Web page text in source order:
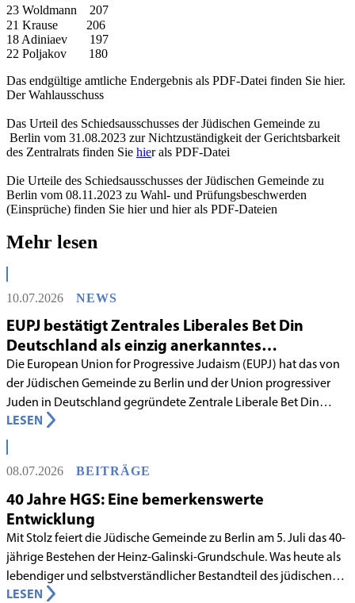
23 Woldmann 207
21 Krause 206
18 Adiniaev 197
22 Poljakov 180
Das endgültige amtliche Endergebnis als PDF-Datei finden Sie hier.
Der Wahlausschuss
Das Urteil des Schiedsausschusses der Jüdischen Gemeinde zu
Berlin vom 31.08.2023 zur Nichtzuständigkeit der Gerichtsbarkeit
des Zentralrats finden Sie hier als PDF-Datei
Die Urteile des Schiedsausschusses der Jüdischen Gemeinde zu
Berlin vom 08.11.2023 zu Wahl- und Prüfungsbeschwerden
(Einsprüche) finden Sie hier und hier als PDF-Dateien
Mehr lesen
10.07.2026 NEWS
EUPJ bestätigt Zentrales Liberales Bet Din
Deutschland als einzig anerkanntes
liberales Rabbinatsgericht
Die European Union for Progressive Judaism (EUPJ) hat das von
der Jüdischen Gemeinde zu Berlin und der Union progressiver
Juden in Deutschland gegründete Zentrale Liberale Bet Din
Deutschland mit Wirkung zum 1. Juni 2026 als anerkanntes
Rabbinatsgericht aufgenommen.
LESEN
08.07.2026 BEITRÄGE
40 Jahre HGS: Eine bemerkenswerte
Entwicklung
Mit Stolz feiert die Jüdische Gemeinde zu Berlin am 5. Juli das 40-
jährige Bestehen der Heinz-Galinski-Grundschule. Was heute als
lebendiger und selbstverständlicher Bestandteil des jüdischen
Lebens in Berlin gilt, begann in den 1980er-Jahren unter
LESEN